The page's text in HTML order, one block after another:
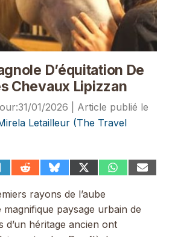
D’équitation De
Chevaux Lipizzan
31/01/2026
Letailleur (The Travel
LinkedIn
ShareShare
Bluesky
Share
X
(Twitter)
ShareShare
rayons de l’aube
paysage urbain de
d’un héritage ancien ont